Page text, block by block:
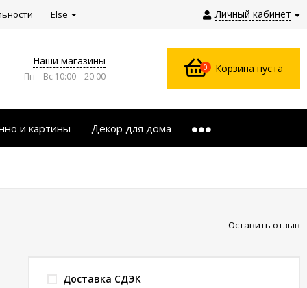
Личный кабинет
Else
Наши магазины
Пн—Вс 10:00—20:00
0 Корзина пуста
и картины Декор для дома
Оставить отзыв
Доставка СДЭК